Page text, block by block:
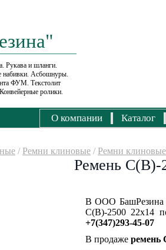
Рукава и шланги.
набивки. Асбошнуры.
ФУМ. Текстолит
ролики.
О компании Каталог
/ Ремни клиновые / Ремни
Ремень С(В)-
В ООО БашРезина
С(В)-2500 22х14
+7(347)293-45-07
В продаже ремень